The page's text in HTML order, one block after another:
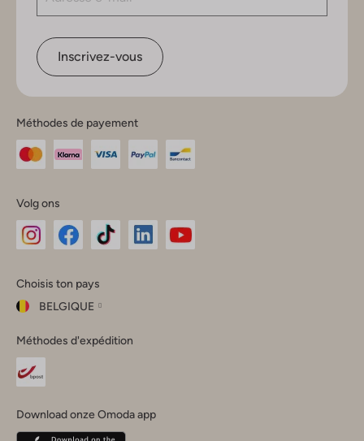
Inscrivez-vous
Méthodes de payement
Volg ons
Instagram
Facebook
TikTok
Choisis ton pays
BELGIQUE
ton
pays
Fermer
Belgique(Français)
Méthodes d'expédition
Download onze Omoda app